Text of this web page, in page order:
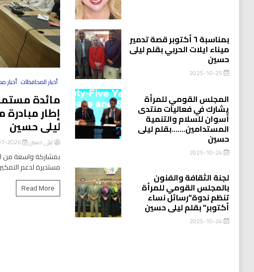
أخبار المحافظات أخبار
مائدة
إطار
ليلى حسين
ليلى حسين 2026-07-17
بمشاركة واسعة من
مستديرة لدعم
Read More
بمناسبة ٦ أكتوبر قصة تدمير
ميناء ايلات الحربي بقلم ليلى
حسين
2025-10-25
المجلس القومي للمرأة
يشارك في فعاليات منتدى
أسوان للسلام والتنمية
المستدامين…….بقلم ليلى
حسين
2025-10-24
لجنة الثقافة والفنون
بالمجلس القومي للمرأة
تنظم ندوة”رسائل نساء
أكتوبر” بقلم ليلى حسين
2025-10-24